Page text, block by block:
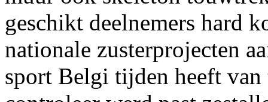
geschikt deelnemers hard
nationale zusterprojecten
sport Belgi tijden heeft van